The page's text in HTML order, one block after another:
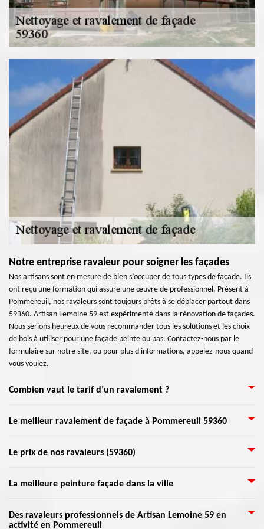
Notre entreprise ravaleur pour soigner les façades
Nos artisans sont en mesure de bien s’occuper de tous types de façade. Ils
ont reçu une formation qui assure une œuvre de professionnel. Présent à
Pommereuil, nos ravaleurs sont toujours prêts à se déplacer partout dans
59360. Artisan Lemoine 59 est expérimenté dans la rénovation de façades.
Nous serions heureux de vous recommander tous les solutions et les choix
de bois à utiliser pour une façade peinte ou pas. Contactez-nous par le
formulaire sur notre site, ou pour plus d'informations, appelez-nous quand
vous voulez.
Combien vaut le tarif d’un ravalement ?
Le prix d’un ravalement de façade dépend de certains critères. Le coût à
nettoyage de murs extérieurs, le prix est différent. Ils changent selon
point commun de ces opérations est que Artisan Lemoine 59 procure un
Le meilleur ravalement de façade à Pommereuil 59360
Une raison de penser à l'entretien des façades est de permettre de vérifier
La façade est le plus grand champ de la structure de toute maison et
satisfaction. Vous n’avez qu’à nous exposer votre projet de ravalement
pour qu’on puisse l’étudier. Nous vous donnerons un devis pour rénover
Le prix de nos ravaleurs (59360)
Le ravalement consiste à rénover la façade et les murs extérieurs d’un
Lemoine 59, de nombreux travaux peuvent être entrepris avec un
La meilleure peinture façade dans la ville
Il y a différents moyens de peindre la façade d’une maison. Mais il ne faut
pas oublier de s’informer dans votre mairie (59360) pour prendre
Des ravaleurs professionnels de Artisan Lemoine 59 en
activité en Pommereuil